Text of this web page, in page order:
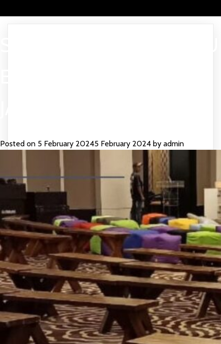
Posted on 5 February 20245 February 2024 by admin